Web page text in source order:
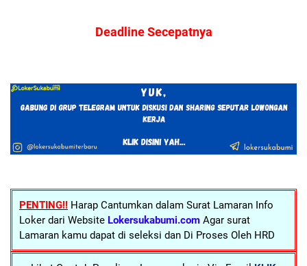
Deadline Secepatnya
PENTING!! Harap Cantumkan dalam Surat Lamaran Info
Loker dari Website Lokersukabumi.com Agar surat
Lamaran kamu dapat di seleksi dan Di Proses Oleh HRD